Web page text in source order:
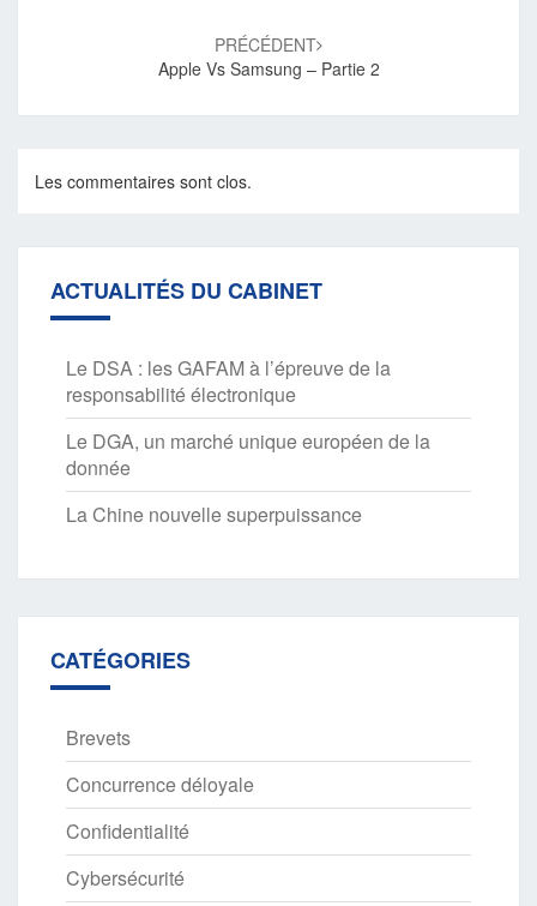
PRÉCÉDENT
Apple Vs Samsung – Partie 2
Les commentaires sont clos.
ACTUALITÉS DU CABINET
Le DSA : les GAFAM à l’épreuve de la
responsabilité électronique
Le DGA, un marché unique européen de la
donnée
La Chine nouvelle superpuissance
CATÉGORIES
Brevets
Concurrence déloyale
Confidentialité
Cybersécurité